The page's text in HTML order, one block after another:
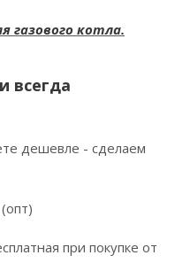
газового котла.
всегда
дешевле - сделаем
при покупке от